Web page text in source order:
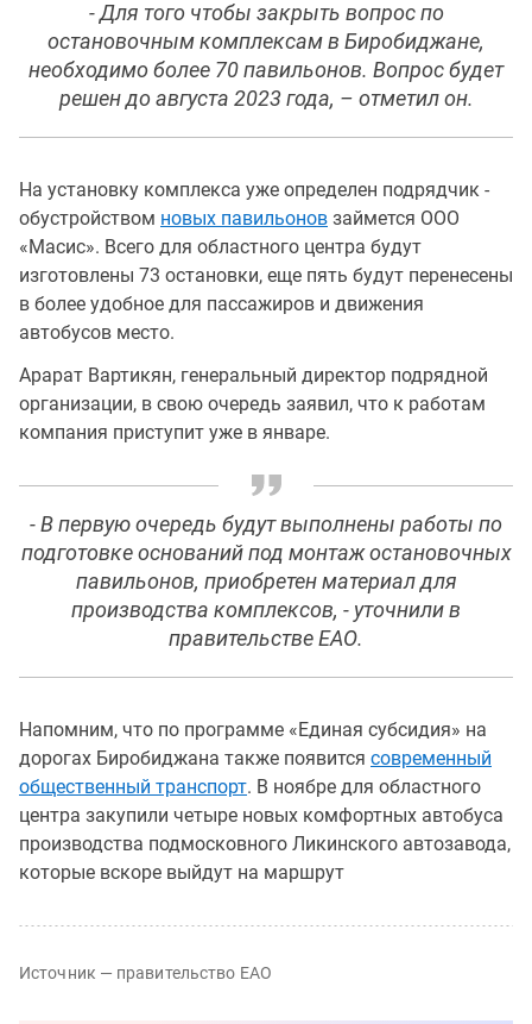
- Для того чтобы закрыть вопрос по
остановочным комплексам в Биробиджане,
необходимо более 70 павильонов. Вопрос будет
решен до августа 2023 года, – отметил он.
На установку комплекса уже определен подрядчик -
обустройством новых павильонов займется ООО
«Масис». Всего для областного центра будут
изготовлены 73 остановки, еще пять будут перенесены
в более удобное для пассажиров и движения
автобусов место.
Арарат Вартикян, генеральный директор подрядной
организации, в свою очередь заявил, что к работам
компания приступит уже в январе.
- В первую очередь будут выполнены работы по
подготовке оснований под монтаж остановочных
павильонов, приобретен материал для
производства комплексов, - уточнили в
правительстве ЕАО.
Напомним, что по программе «Единая субсидия» на
дорогах Биробиджана также появится современный
общественный транспорт. В ноябре для областного
центра закупили четыре новых комфортных автобуса
производства подмосковного Ликинского автозавода,
которые вскоре выйдут на маршрут
Источник — правительство ЕАО